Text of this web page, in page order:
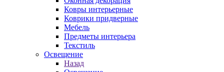
Ковры интерьерные
Коврики придверные
Мебель
Предметы интерьера
Текстиль
Освещение
Назад